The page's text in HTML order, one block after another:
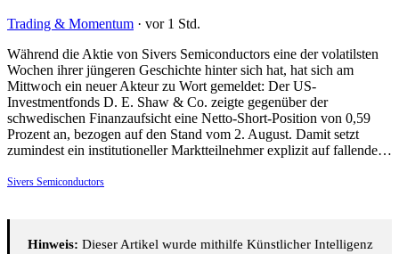
Trading & Momentum · vor 1 Std.
Während die Aktie von Sivers Semiconductors eine der volatilsten
Wochen ihrer jüngeren Geschichte hinter sich hat, hat sich am
Mittwoch ein neuer Akteur zu Wort gemeldet: Der US-
Investmentfonds D. E. Shaw & Co. zeigte gegenüber der
schwedischen Finanzaufsicht eine Netto-Short-Position von 0,59
Prozent an, bezogen auf den Stand vom 2. August. Damit setzt
zumindest ein institutioneller Marktteilnehmer explizit auf fallende…
Sivers Semiconductors
Hinweis: Dieser Artikel wurde mithilfe Künstlicher Intelligenz